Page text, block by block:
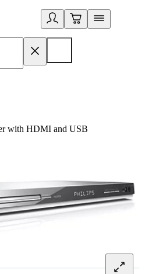
with HDMI and USB